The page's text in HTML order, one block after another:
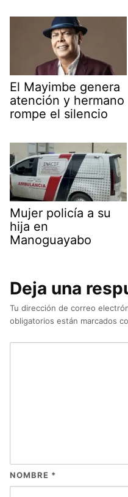
El Mayimbe genera
atención y hermano
rompe el silencio
Mujer policía a su
hija en
Manoguayabo
Deja una
Tu dirección de correo
obligatorios están marcados
NOMBRE *